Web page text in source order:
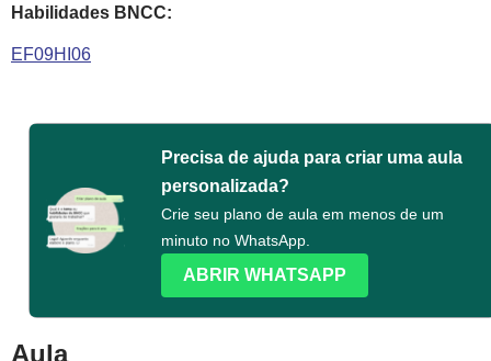
Habilidades BNCC:
EF09HI06
Precisa de ajuda para criar uma aula
personalizada?
Crie seu plano de aula em menos de um
minuto no WhatsApp.
ABRIR WHATSAPP
Aula